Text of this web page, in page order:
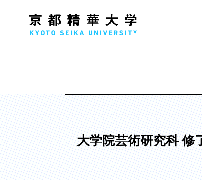
人文学部
歴史コース
文学コース
社会コース
国際文化コース
国際日本学コース
大学院芸術研究科 修